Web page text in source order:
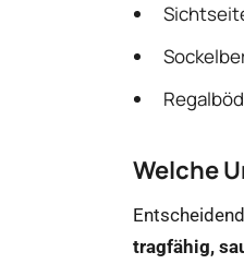
Welche
tragfähig,